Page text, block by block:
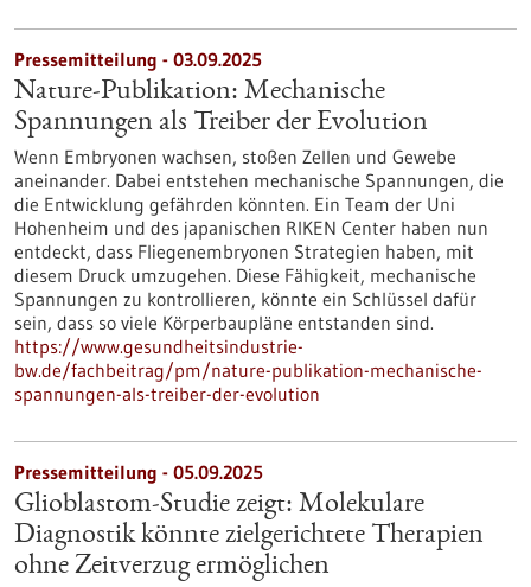
Pressemitteilung - 03.09.2025
Nature-Publikation: Mechanische
Spannungen als Treiber der Evolution
Wenn Embryonen wachsen, stoßen Zellen und Gewebe
aneinander. Dabei entstehen mechanische Spannungen, die
die Entwicklung gefährden könnten. Ein Team der Uni
Hohenheim und des japanischen RIKEN Center haben nun
entdeckt, dass Fliegenembryonen Strategien haben, mit
diesem Druck umzugehen. Diese Fähigkeit, mechanische
Spannungen zu kontrollieren, könnte ein Schlüssel dafür
sein, dass so viele Körperbaupläne entstanden sind.
https://www.gesundheitsindustrie-
bw.de/fachbeitrag/pm/nature-publikation-mechanische-
spannungen-als-treiber-der-evolution
Pressemitteilung - 05.09.2025
Glioblastom-Studie zeigt: Molekulare
Diagnostik könnte zielgerichtete Therapien
ohne Zeitverzug ermöglichen